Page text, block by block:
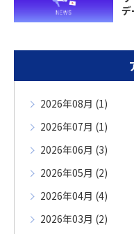
デ
2026年08月 (1)
2026年07月 (1)
2026年06月 (3)
2026年05月 (2)
2026年04月 (4)
2026年03月 (2)